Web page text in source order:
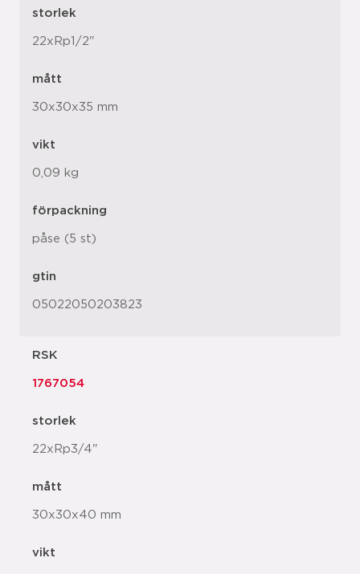
storlek
22xRp1/2"
mått
30x30x35 mm
vikt
0,09 kg
förpackning
påse (5 st)
gtin
05022050203823
RSK
1767054
storlek
22xRp3/4"
mått
30x30x40 mm
vikt